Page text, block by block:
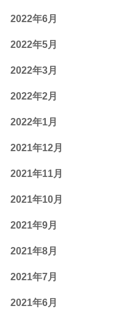
2022年6月
2022年5月
2022年3月
2022年2月
2022年1月
2021年12月
2021年11月
2021年10月
2021年9月
2021年8月
2021年7月
2021年6月